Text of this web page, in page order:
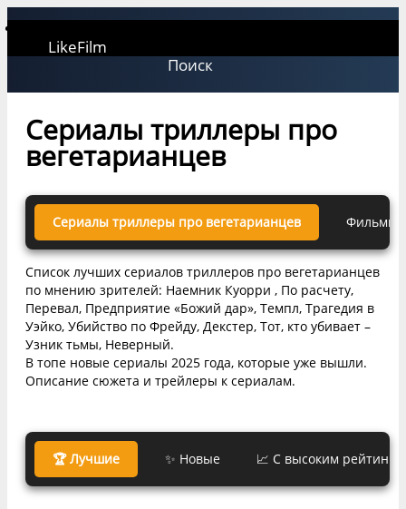
LikeFilm
Поиск
Сериалы триллеры про
вегетарианцев
Сериалы триллеры про вегетарианцев Фильмы
Список лучших сериалов триллеров про вегетарианцев
по мнению зрителей: Наемник Куорри , По расчету,
Перевал, Предприятие «Божий дар», Темпл, Трагедия в
Уэйко, Убийство по Фрейду, Декстер, Тот, кто убивает –
Узник тьмы, Неверный.
В топе новые сериалы 2025 года, которые уже вышли.
Описание сюжета и трейлеры к сериалам.
🏆 Лучшие ✨ Новые 📈 С высоким